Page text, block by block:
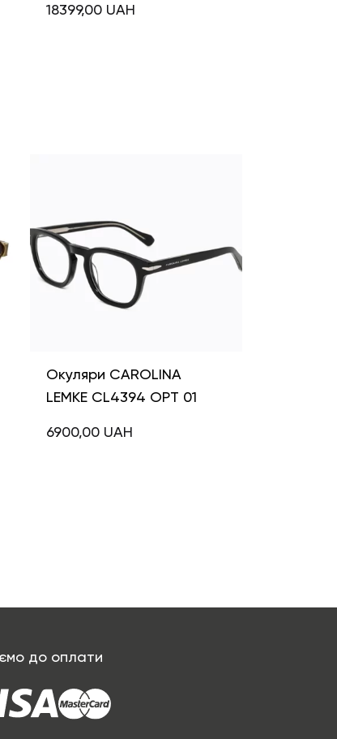
18399,00 UAH
Окуляри CAROLINA
LEMKE CL4394 OPT 01
6900,00 UAH
до оплати